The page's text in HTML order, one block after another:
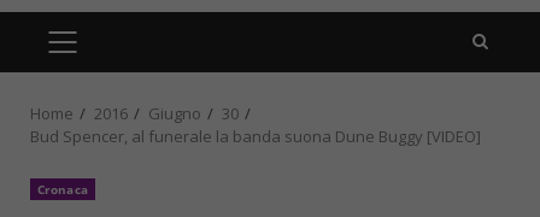
PRIMARY
MENU
Home 2016 Giugno
30
Bud Spencer, al funerale la banda suona Dune Buggy [VIDEO]
Cronaca